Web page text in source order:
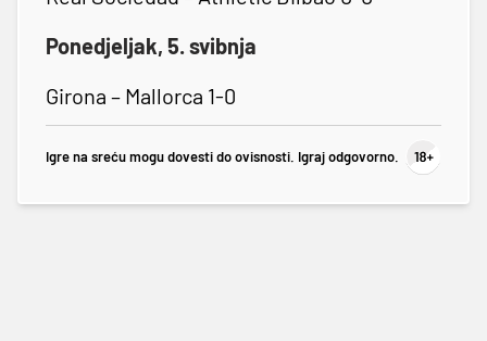
Ponedjeljak, 5. svibnja
Girona – Mallorca 1-0
Igre na sreću mogu dovesti do ovisnosti. Igraj odgovorno.